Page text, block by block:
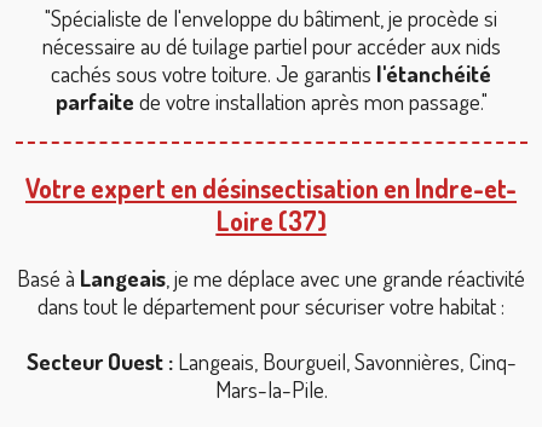
"Spécialiste de l'enveloppe du bâtiment, je procède si
nécessaire au dé tuilage partiel pour accéder aux nids
cachés sous votre toiture. Je garantis l'étanchéité
parfaite de votre installation après mon passage."
Votre expert en désinsectisation en Indre-et-
Loire (37)
Basé à Langeais, je me déplace avec une grande réactivité
dans tout le département pour sécuriser votre habitat :
Secteur Ouest :Langeais, Bourgueil, Savonnières, Cinq-
Mars-la-Pile.